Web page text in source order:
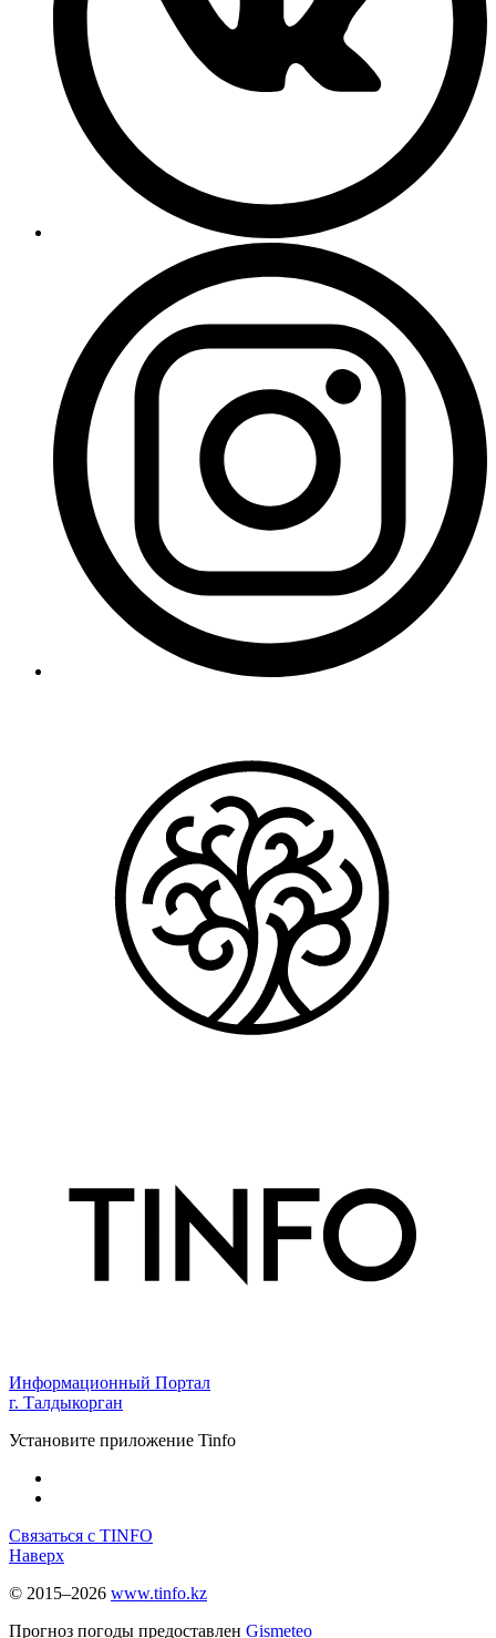
Информационный Портал
г. Талдыкорган
Установите приложение Tinfo
Связаться с TINFO
Наверх
© 2015–2026 www.tinfo.kz
Прогноз погоды предоставлен Gismeteo